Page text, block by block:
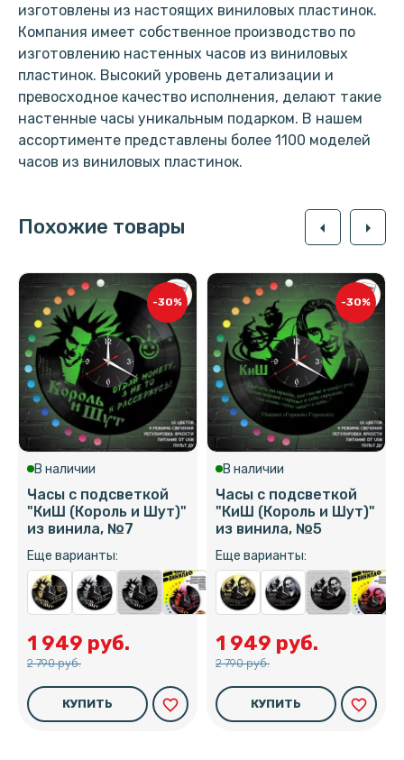
изготовлены из настоящих виниловых пластинок.
Компания имеет собственное производство по
изготовлению настенных часов из виниловых
пластинок. Высокий уровень детализации и
превосходное качество исполнения, делают такие
настенные часы уникальным подарком. В нашем
ассортименте представлены более 1100 моделей
часов из виниловых пластинок.
Похожие товары arrow_left arrow_right
-30%
В наличии
Часы с подсветкой
"КиШ (Король и Шут)"
из винила, №7
Еще варианты:
1 949 руб.
2 790 руб.
КУПИТЬ favorite_border
-30%
В наличии
Часы с подсветкой
"КиШ (Король и Шут)"
из винила, №5
Еще варианты:
1 949 руб.
2 790 руб.
КУПИТЬ favorite_border